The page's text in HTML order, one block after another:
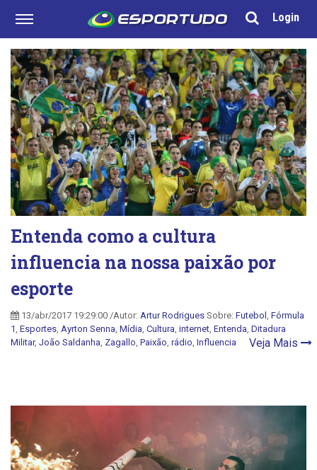
Login
Entenda como a cultura
influencia na nossa paixão por
esporte
13/abr/2017 19:29:00 /Autor: Artur Rodrigues Sobre: Futebol Fórmula
1 Esportes Ayrton Senna Mídia Cultura internet Entenda Ditadura
Militar, João Saldanha Zagallo Paixão rádio Influencia Veja Mais